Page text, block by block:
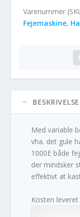
Varenummer
Fejemaskine,
BESKRIVELSE
Med variable
vha. det gule
1000E både
der mindsker
effektivt at
Kosten